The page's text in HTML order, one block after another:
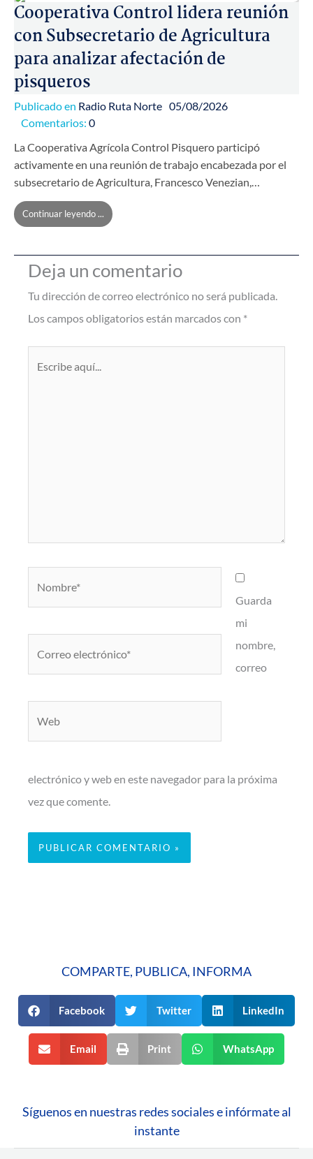
Cooperativa Control lidera reunión
con Subsecretario de Agricultura
para analizar afectación de
pisqueros
Publicado en Radio Ruta Norte 05/08/2026
Comentarios: 0
La Cooperativa Agrícola Control Pisquero participó
activamente en una reunión de trabajo encabezada por el
subsecretario de Agricultura, Francesco Venezian,…
Continuar leyendo ...
Deja un comentario
Tu dirección de correo electrónico no será publicada.
Los campos obligatorios están marcados con *
Guarda
mi
nombre,
correo
electrónico y web en este navegador para la próxima
vez que comente.
COMPARTE, PUBLICA, INFORMA
Facebook Twitter LinkedIn
Email Print WhatsApp
Síguenos en nuestras redes sociales e infórmate al
instante